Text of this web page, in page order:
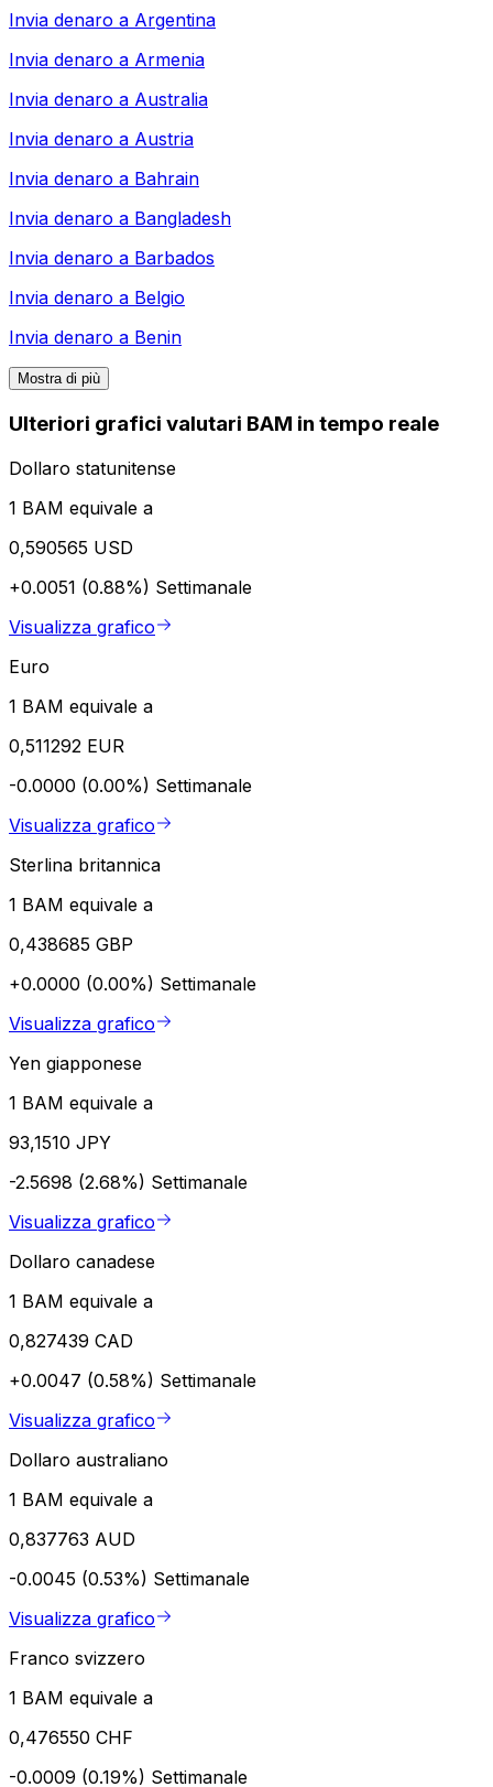
Invia denaro a Argentina
Invia denaro a Armenia
Invia denaro a Australia
Invia denaro a Austria
Invia denaro a Bahrain
Invia denaro a Bangladesh
Invia denaro a Barbados
Invia denaro a Belgio
Invia denaro a Benin
Mostra di più
Ulteriori grafici valutari BAM in tempo reale
Dollaro statunitense
1 BAM equivale a
0,590565 USD
+0.0051 (0.88%) Settimanale
Visualizza grafico
Euro
1 BAM equivale a
0,511292 EUR
-0.0000 (0.00%) Settimanale
Visualizza grafico
Sterlina britannica
1 BAM equivale a
0,438685 GBP
+0.0000 (0.00%) Settimanale
Visualizza grafico
Yen giapponese
1 BAM equivale a
93,1510 JPY
-2.5698 (2.68%) Settimanale
Visualizza grafico
Dollaro canadese
1 BAM equivale a
0,827439 CAD
+0.0047 (0.58%) Settimanale
Visualizza grafico
Dollaro australiano
1 BAM equivale a
0,837763 AUD
-0.0045 (0.53%) Settimanale
Visualizza grafico
Franco svizzero
1 BAM equivale a
0,476550 CHF
-0.0009 (0.19%) Settimanale